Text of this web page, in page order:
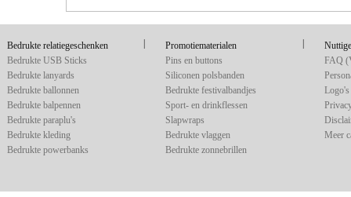
Bedrukte relatiegeschenken
Bedrukte USB Sticks
Bedrukte lanyards
Bedrukte ballonnen
Bedrukte balpennen
Bedrukte paraplu's
Bedrukte kleding
Bedrukte powerbanks
Promotiematerialen
Pins en buttons
Siliconen polsbanden
Bedrukte festivalbandjes
Sport- en drinkflessen
Slapwraps
Bedrukte vlaggen
Bedrukte zonnebrillen
FAQ
Logo's
Meer